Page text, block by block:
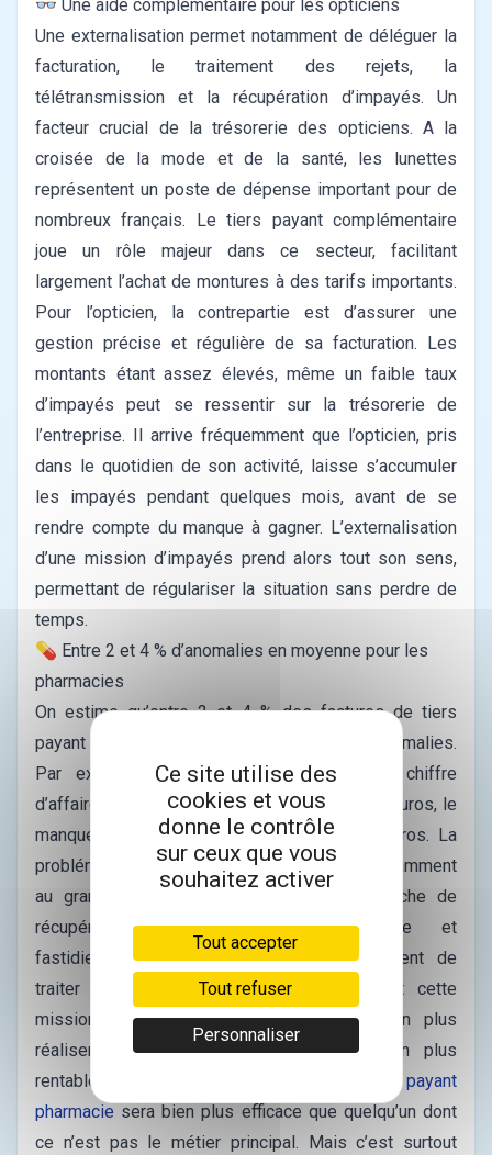
👓 Une aide complémentaire pour les opticiens
Une externalisation permet notamment de déléguer la
facturation, le traitement des rejets, la
télétransmission et la récupération d’impayés. Un
facteur crucial de la trésorerie des opticiens. A la
croisée de la mode et de la santé, les lunettes
représentent un poste de dépense important pour de
nombreux français. Le tiers payant complémentaire
joue un rôle majeur dans ce secteur, facilitant
largement l’achat de montures à des tarifs importants.
Pour l’opticien, la contrepartie est d’assurer une
gestion précise et régulière de sa facturation. Les
montants étant assez élevés, même un faible taux
d’impayés peut se ressentir sur la trésorerie de
l’entreprise. Il arrive fréquemment que l’opticien, pris
dans le quotidien de son activité, laisse s’accumuler
les impayés pendant quelques mois, avant de se
rendre compte du manque à gagner. L’externalisation
d’une mission d’impayés prend alors tout son sens,
permettant de régulariser la situation sans perdre de
temps.
💊 Entre 2 et 4 % d’anomalies en moyenne pour les
pharmacies
On estime qu’entre 2 et 4 % des factures de tiers
payant des pharmacies connaissent des anomalies.
Par exemple, pour une officine ayant un chiffre
d’affaires tiers payant d’environ 1,6 millions d’euros, le
manque à gagner serait de 25 à 30 000 euros. La
problématique pour les pharmaciens tient notamment
au grand volume de factures, rendant la tâche de
récupération particulièrement chronophage et
fastidieuse.
Si certaines officines choisissent de
traiter le problème en interne, en confiant cette
mission à leurs collaborateurs, de plus en plus
réalisent que l’externalisation leur est bien plus
rentable.
spécialiste du tiers payant
pharmacie sera bien plus efficace que quelqu’un dont
ce n’est pas le métier principal. Mais c’est surtout
Ce site utilise des
cookies et vous
donne le contrôle
sur ceux que vous
souhaitez activer
Tout accepter
Tout refuser
Personnaliser